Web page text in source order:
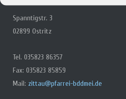
Spanntigstr. 3
02899 Ostritz
Tel. 035823 86357
Fax: 035823 85859
Mail: zittau@pfarrei-bddmei.de